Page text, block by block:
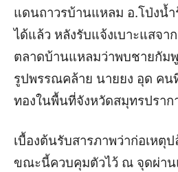
แดนถาวรบ้านแหลม อ.โป่งน้
ได้แล้ว หลังรับแจ้งเบาะแสจา
ตลาดบ้านแหลมว่าพบชายกัม
รูปพรรณคล้าย นายยง อุด คน
ทองในพื้นที่จังหวัดสมุทรปราก
เบื้องต้นรับสารภาพว่าก่อเหตุ
ขณะนี้ควบคุมตัวไว้ ณ จุดผ่า